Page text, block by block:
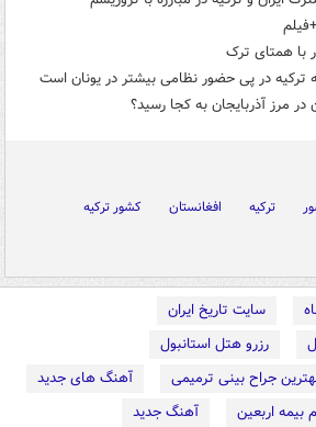
با همتای ترک
ترکیه در پی حضور نظامی بیشتر در یونان است
مرز آذربایجان به کجا رسید؟
ترکیه افغانستان
کشور ترکیه
سایت تاریخ ایران
رزرو هتل استانبول
جراح بینی ترمیمی
آهنگ های جدید
بیمه اربعین
آهنگ جدید